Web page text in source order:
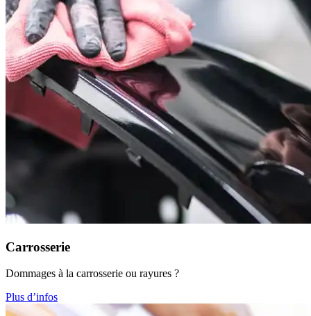
Carrosserie
Dommages à la carrosserie ou rayures ?
Plus d’infos